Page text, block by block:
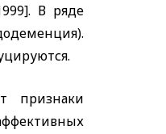
В ряде
признаки